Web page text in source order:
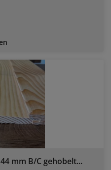
mm B/C gehobelt...